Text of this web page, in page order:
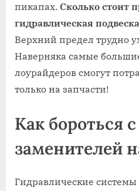
пикапах. Сколько стоит
гидравлическая
Верхний предел трудно
Наверняка самые
лоурайдеров смогут
только на запчасти!
Как бороться
заменителей
Гидравлические